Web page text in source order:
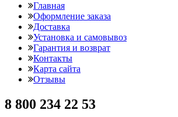
Главная
Оформление заказа
Доставка
Установка и самовывоз
Гарантия и возврат
Контакты
Карта сайта
Отзывы
8 800 234 22 53